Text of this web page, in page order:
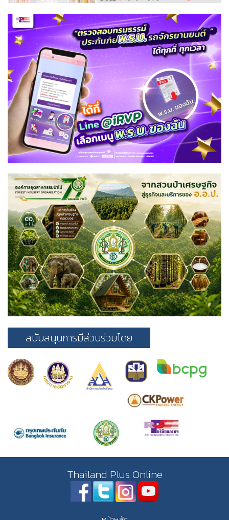
สนับสนุนการมีส่วนร่วมโดย
Thailand Plus Online